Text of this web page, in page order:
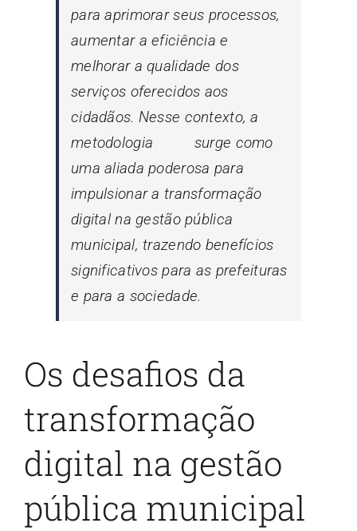
para aprimorar seus processos,
aumentar a eficiência e
melhorar a qualidade dos
serviços oferecidos aos
cidadãos. Nesse contexto, a
metodologia
surge como
uma aliada poderosa para
impulsionar a transformação
digital na gestão pública
municipal, trazendo benefícios
significativos para as prefeituras
e para a sociedade.
Os desafios da
transformação
digital na gestão
pública municipal